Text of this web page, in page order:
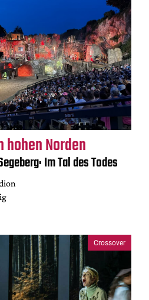
Norden
Im Tal des Todes
Crossover